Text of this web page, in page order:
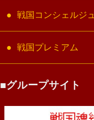
戦国コンシェルジュ
戦国プレミアム
グループサイト